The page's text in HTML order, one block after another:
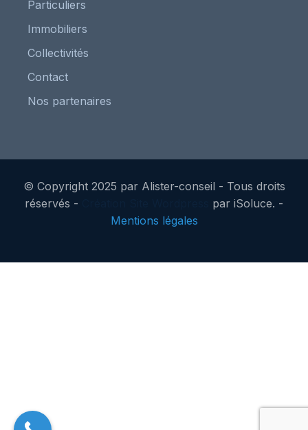
Particuliers
Immobiliers
Collectivités
Contact
Nos partenaires
© Copyright 2025 par Alister-conseil - Tous droits
réservés -
par iSoluce. -
Mentions légales